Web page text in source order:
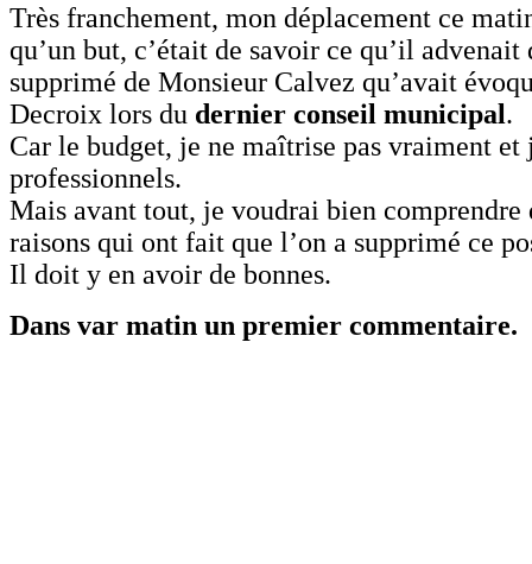
Très franchement, mon déplacement ce
qu’un but, c’était de savoir ce qu’il advenait
supprimé de Monsieur Calvez qu’avait
Decroix lors du dernier conseil municipal.
Car le budget, je ne maîtrise pas vraiment et
professionnels.
Mais avant tout, je voudrai bien comprendre
raisons qui ont fait que l’on a supprimé ce
Il doit y en avoir de bonnes.
Dans var matin un premier commentaire.